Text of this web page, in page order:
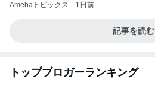
Amebaトピックス 1日前
記事を読む
トップブロガーランキング